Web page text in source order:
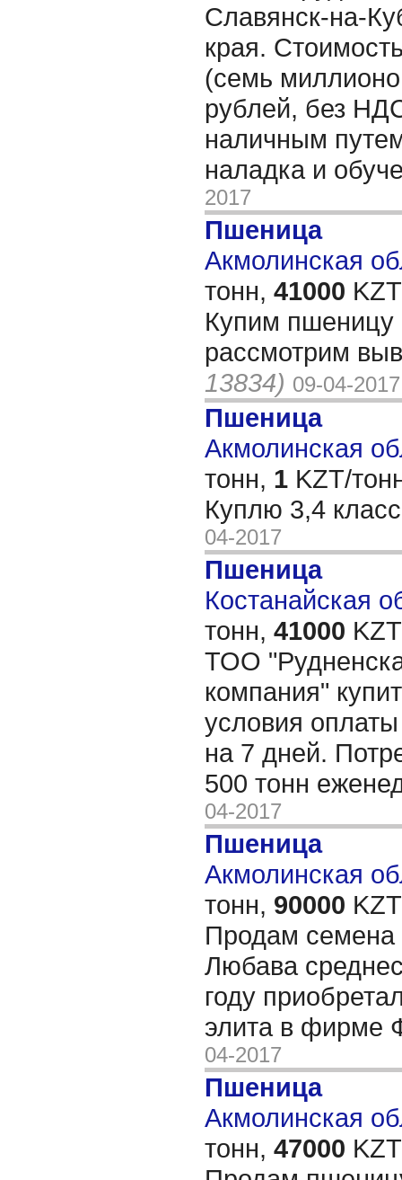
Славянск-на-
края.
(семь
рублей, без
наличным
наладка и
2017
Пшеница
Акмолинская
тонн, 41000
Купим пшеницу
рассмотрим
13834) 09-04-2017
Пшеница
Акмолинская
тонн, 1 KZT/
Куплю 3,4
04-2017
Пшеница
Костанайская
тонн, 41000
ТОО
компания"
условия
на 7 дней.
500 тонн
04-2017
Пшеница
Акмолинская
тонн, 90000
Продам
Любава
году
элита в фирме
04-2017
Пшеница
Акмолинская
тонн, 47000